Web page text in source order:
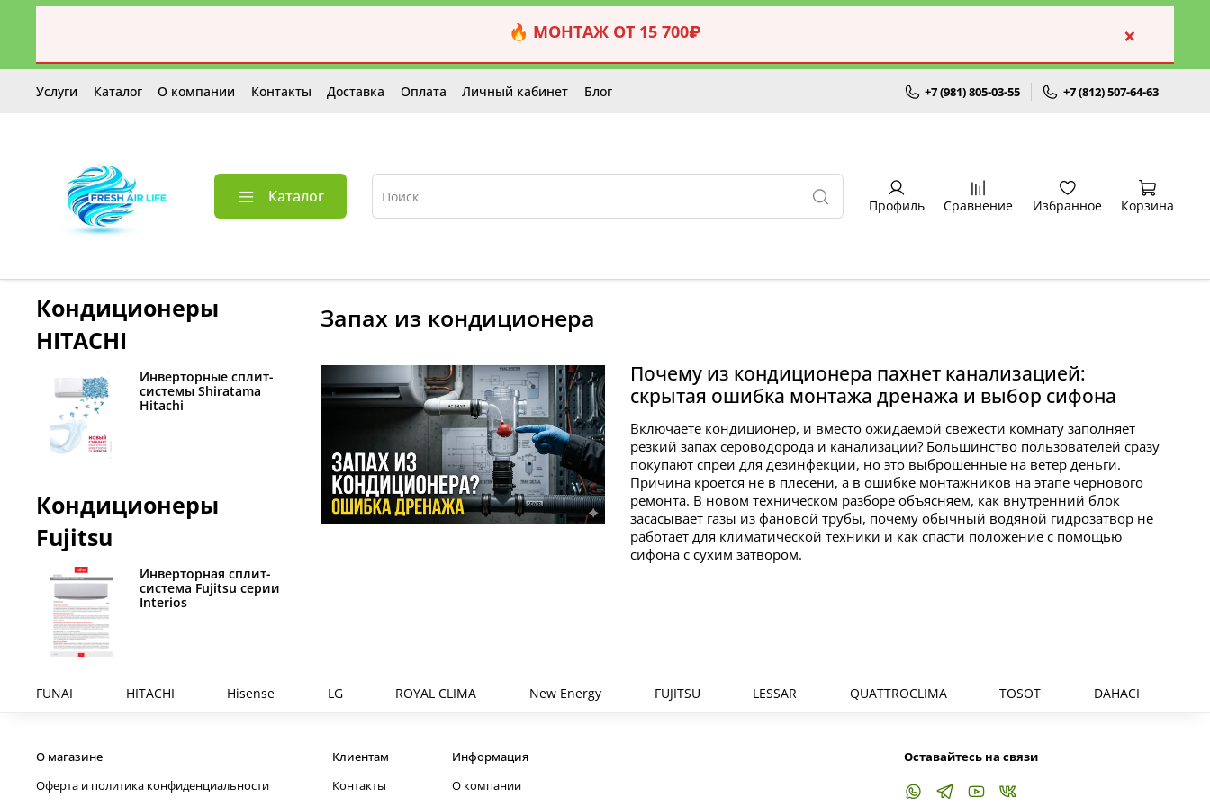
🔥 МОНТАЖ ОТ 15 700₽ ×
Услуги Каталог О компании Контакты Доставка Оплата Личный кабинет Блог +7 (981) 805-03-55 +7 (812) 507-64-63
Каталог Профиль Сравнение Избранное Корзина
запах из кондиционера
Почему из кондиционера пахнет канализацией:
скрытая ошибка монтажа дренажа и выбор сифона
Включаете кондиционер, и вместо ожидаемой свежести комнату заполняет
резкий запах сероводорода и канализации? Большинство пользователей сразу
покупают спреи для дезинфекции, но это выброшенные на ветер деньги.
Причина кроется не в плесени, а в ошибке монтажников на этапе чернового
ремонта. В новом техническом разборе объясняем, как внутренний блок
засасывает газы из фановой трубы, почему обычный водяной гидрозатвор не
работает для климатической техники и как спасти положение с помощью
сифона с сухим затвором.
Кондиционеры
HITACHI
Инверторные сплит-
системы Shiratama
Hitachi
Кондиционеры
Fujitsu
Инверторная сплит-
система Fujitsu серии
Interios
FUNAI HITACHI Hisense LG ROYAL CLIMA New Energy FUJITSU LESSAR QUATTROCLIMA TOSOT DAHACI
О магазине
Оферта и политика конфиденциальности
Клиентам
Контакты
Информация
О компании
Оставайтесь на связи